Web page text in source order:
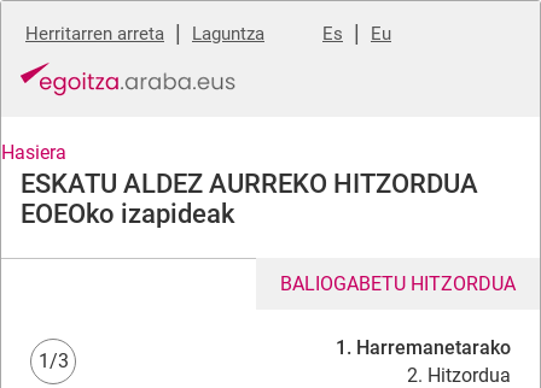
Herritarren arreta Laguntza Es Eu
Hasiera
ESKATU ALDEZ AURREKO HITZORDUA
EOEOko izapideak
BALIOGABETU HITZORDUA
1/3
1. Harremanetarako
2. Hitzordua